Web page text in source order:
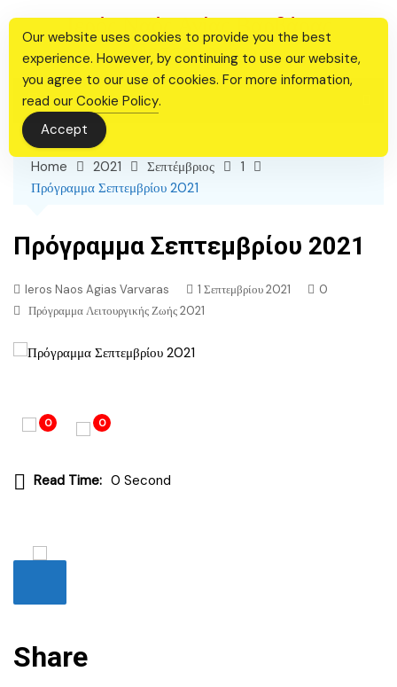
content
Ιερός Ναός Αγίας Βαρβάρας
Θεσσαλονίκης
Home 2021 Σεπτέμβριος
1
Πρόγραμμα Σεπτεμβρίου 2021
Πρόγραμμα Σεπτεμβρίου 2021
Ieros Naos Agias Varvaras 1 Σεπτεμβρίου 2021
0
Πρόγραμμα Λειτουργικής Ζωής 2021
0 0
Read Time: 0 Second
Share
Our website uses cookies to provide you the best
experience. However, by continuing to use our website,
you agree to our use of cookies. For more information,
read our Cookie Policy.
Accept